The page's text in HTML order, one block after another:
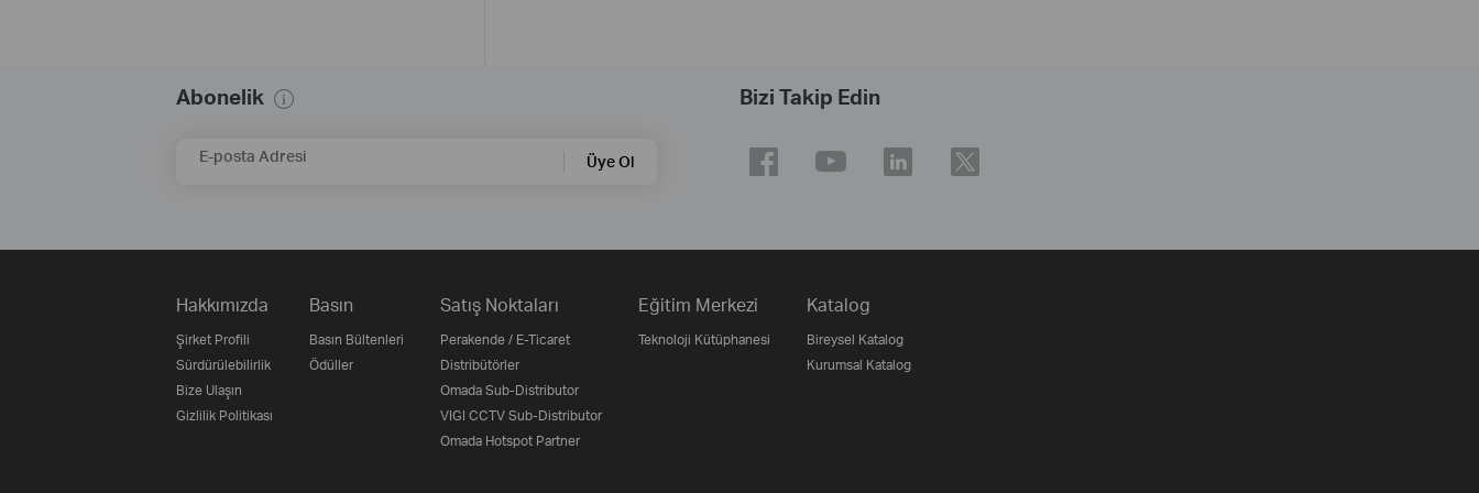
Abonelik
E-posta Adresi Üye Ol
Bizi Takip Edin
Hakkımızda
Şirket Profili
Sürdürülebilirlik
Bize Ulaşın
Gizlilik Politikası
Basın
Basın Bültenleri
Ödüller
Satış Noktaları
Perakende / E-Ticaret
Distribütörler
Omada Sub-Distributor
VIGI CCTV Sub-Distributor
Omada Hotspot Partner
Eğitim Merkezi
Teknoloji Kütüphanesi
Katalog
Bireysel Katalog
Kurumsal Katalog